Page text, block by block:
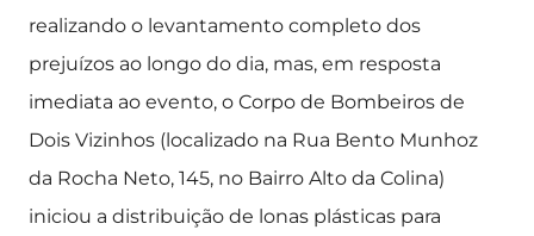
realizando o levantamento completo dos
prejuízos ao longo do dia, mas, em resposta
imediata ao evento, o Corpo de Bombeiros de
Dois Vizinhos (localizado na Rua Bento Munhoz
da Rocha Neto, 145, no Bairro Alto da Colina)
iniciou a distribuição de lonas plásticas para